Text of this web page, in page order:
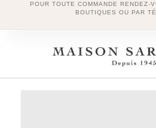
POUR TOUTE COMMANDE RENDEZ-
BOUTIQUES OU PAR